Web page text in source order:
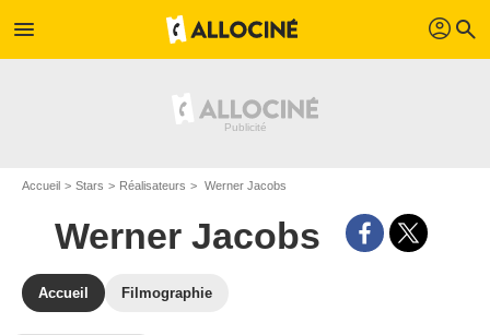
menu profil search
Accueil Stars Réalisateurs Werner Jacobs
Werner Jacobs
Accueil Filmographie